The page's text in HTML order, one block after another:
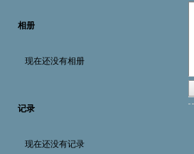
相册
现在还没有相册
记录
现在还没有记录